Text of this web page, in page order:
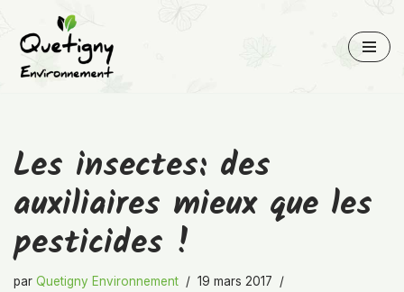
Aller
au
Les insectes: des
auxiliaires mieux que les
pesticides !
par Quetigny Environnement
19 mars 2017